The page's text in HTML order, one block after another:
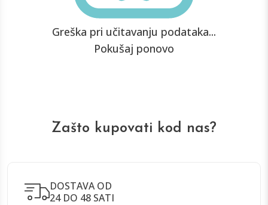
Greška pri učitavanju podataka...
Pokušaj ponovo
Zašto kupovati kod nas?
DOSTAVA OD
24 DO 48 SATI